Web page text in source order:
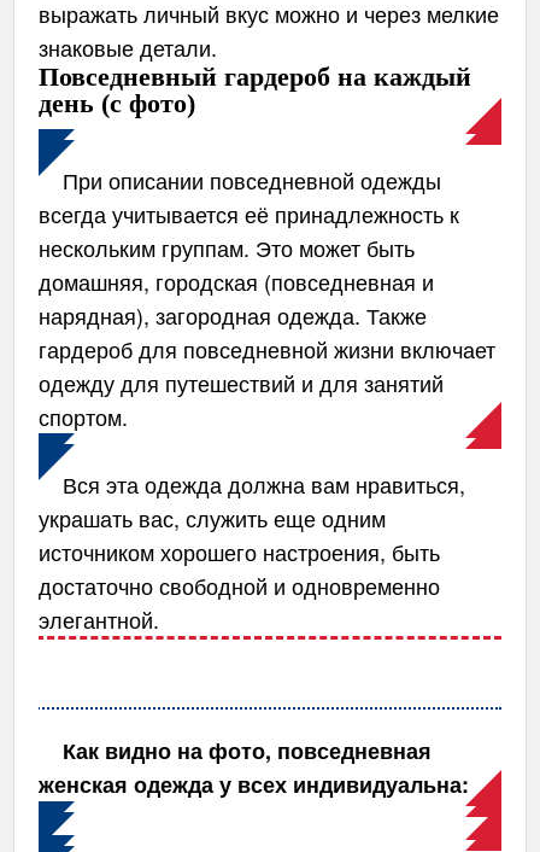
выражать личный вкус можно и через мелкие
знаковые детали.
Повседневный гардероб на каждый
день (с фото)
При описании повседневной одежды
всегда учитывается её принадлежность к
нескольким группам. Это может быть
домашняя, городская (повседневная и
нарядная), загородная одежда. Также
гардероб для повседневной жизни включает
одежду для путешествий и для занятий
спортом.
Вся эта одежда должна вам нравиться,
украшать вас, служить еще одним
источником хорошего настроения, быть
достаточно свободной и одновременно
элегантной.
Как видно на фото, повседневная
женская одежда у всех индивидуальна: